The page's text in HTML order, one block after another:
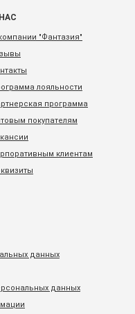
"Фантазия"
лояльности
программа
покупателям
клиентам
данных
данных